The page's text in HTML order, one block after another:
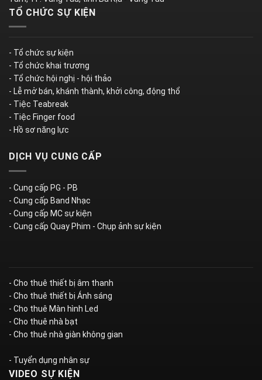
TỔ CHỨC SỰ KIỆN
- Tổ chức sự kiện
- Tổ chức khai trương
- Tổ chức hội nghị - hội thảo
- Lễ mở bán, khánh thành, khởi công, động thổ
- Tiệc Teabreak
- Tiệc Finger food
- Hồ sơ năng lực
DỊCH VỤ CUNG CẤP
- Cung cấp PG - PB
- Cung cấp Band Nhạc
- Cung cấp MC sự kiện
- Cung cấp Quay Phim - Chụp ảnh sự kiện
- Cho thuê thiết bị âm thanh
- Cho thuê thiết bị Ánh sáng
- Cho thuê Màn hình Led
- Cho thuê nhà bạt
- Cho thuê nhà giàn không gian
- Tuyển dụng nhân sự
VIDEO SỰ KIỆN